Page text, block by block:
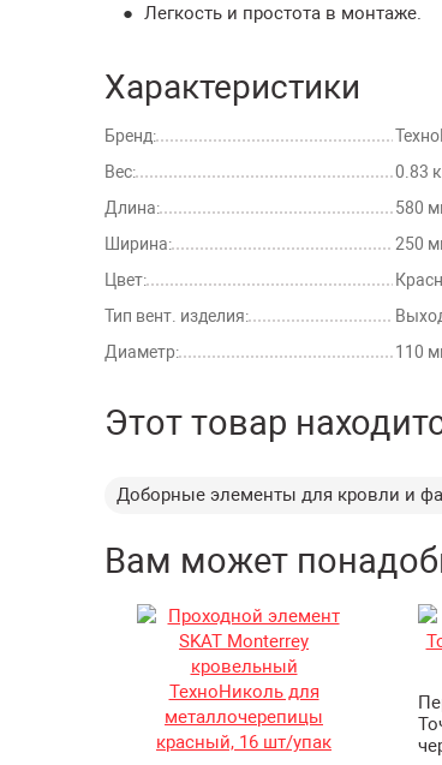
Легкость и простота в монтаже.
Характеристики
Бренд:
Вес:
0.83
Длина:
580
Ширина:
250
Цвет:
Тип вент. изделия:
Диаметр:
110
Этот товар
Доборные элементы для кровли и
Вам может